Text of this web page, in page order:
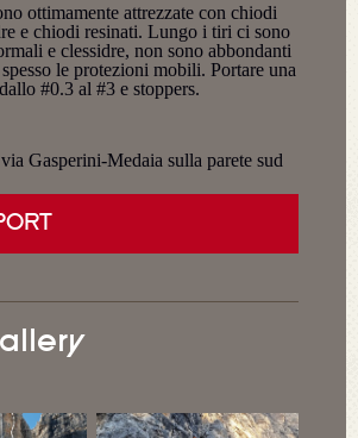
ottimamente attrezzate con chiodi
e chiodi resinati. Lungo i tiri ci sono
e clessidre, non sono abbondanti
le protezioni mobili. Portare una
#0.3 al #3 e stoppers.
Gasperini-Medaia sulla parete sud